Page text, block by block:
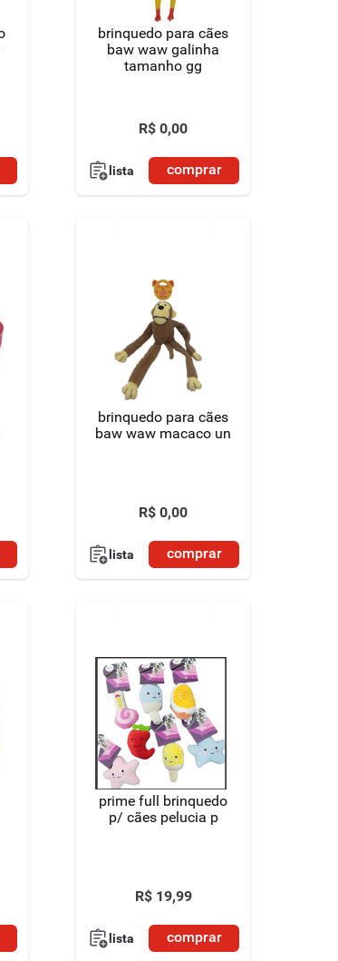
brinquedo para cães
baw waw galinha
tamanho gg
R$ 0,00
lista comprar
brinquedo para cães
baw waw macaco un
R$ 0,00
lista comprar
prime full brinquedo
p/ cães pelucia p
R$ 19,99
lista comprar